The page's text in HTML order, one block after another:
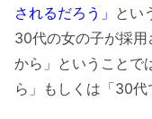
されるだろう」 とい
30代の女の子が採
から」ということで
ら」もしくは「30代